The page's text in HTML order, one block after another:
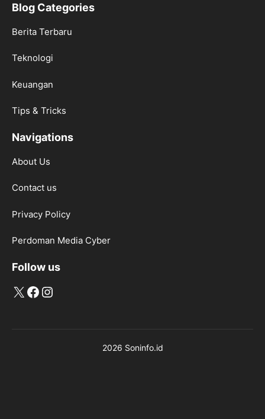
Blog Categories
Berita Terbaru
Teknologi
Keuangan
Tips & Tricks
Navigations
About Us
Contact us
Privacy Policy
Perdoman Media Cyber
Follow us
X Facebook
Instagram
2026 Soninfo.id